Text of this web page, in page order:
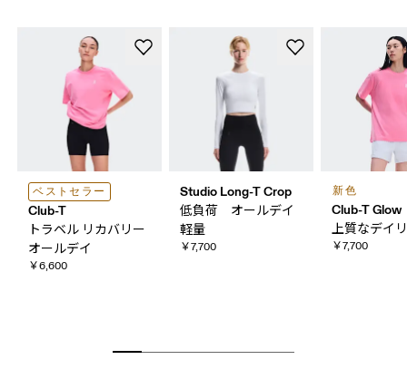
ベストセラー
Club-T
トラベル リカバリー
オールデイ
￥6,600
Studio Long-T Crop
低負荷 オールデイ
軽量
￥7,700
新色
Club-T Glow
上質な​デイ
￥7,700